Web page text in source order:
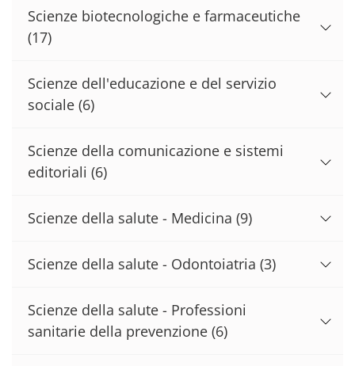
Scienze biotecnologiche e farmaceutiche
(17)
Scienze dell'educazione e del servizio
sociale (6)
Scienze della comunicazione e sistemi
editoriali (6)
Scienze della salute - Medicina (9)
Scienze della salute - Odontoiatria (3)
Scienze della salute - Professioni
sanitarie della prevenzione (6)